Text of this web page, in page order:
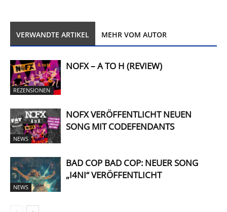
VERWANDTE ARTIKEL MEHR VOM AUTOR
REZENSIONEN
NOFX – A TO H (REVIEW)
NEWS
NOFX VERÖFFENTLICHT NEUEN
SONG MIT CODEFENDANTS
NEWS
BAD COP BAD COP: NEUER SONG
„I4NI“ VERÖFFENTLICHT